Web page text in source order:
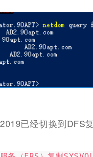
2019已经切换到DFS